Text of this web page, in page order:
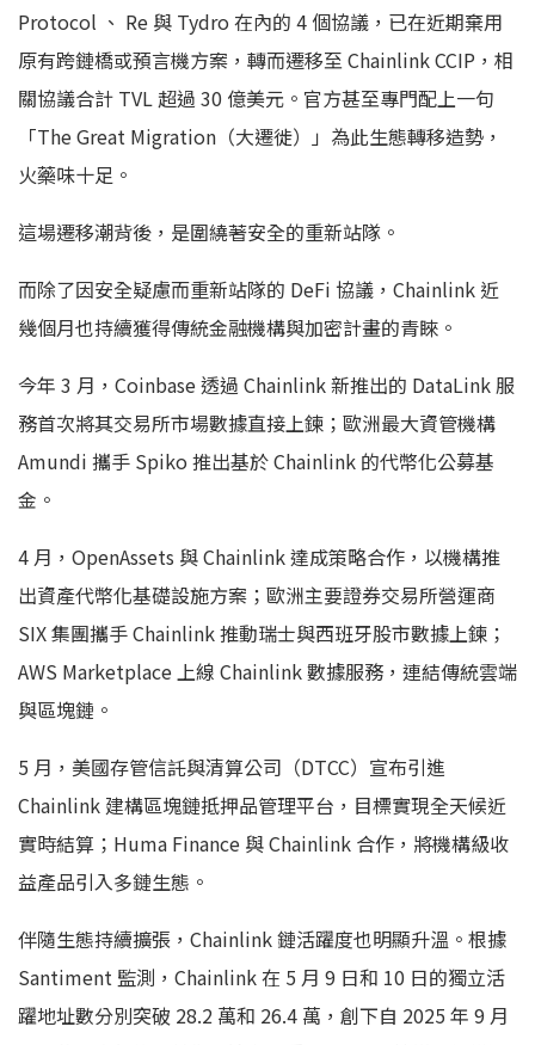
Protocol 、 Re 與 Tydro 在內的 4 個協議，已在近期棄用
原有跨鏈橋或預言機方案，轉而遷移至 Chainlink CCIP，相
關協議合計 TVL 超過 30 億美元。官方甚至專門配上一句
「The Great Migration（大遷徙）」為此生態轉移造勢，
火藥味十足。
這場遷移潮背後，是圍繞著安全的重新站隊。
而除了因安全疑慮而重新站隊的 DeFi 協議，Chainlink 近
幾個月也持續獲得傳統金融機構與加密計畫的青睞。
今年 3 月，Coinbase 透過 Chainlink 新推出的 DataLink 服
務首次將其交易所市場數據直接上鍊；歐洲最大資管機構
Amundi 攜手 Spiko 推出基於 Chainlink 的代幣化公募基
金。
4 月，OpenAssets 與 Chainlink 達成策略合作，以機構推
出資產代幣化基礎設施方案；歐洲主要證券交易所營運商
SIX 集團攜手 Chainlink 推動瑞士與西班牙股市數據上鍊；
AWS Marketplace 上線 Chainlink 數據服務，連結傳統雲端
與區塊鏈。
5 月，美國存管信託與清算公司（DTCC）宣布引進
Chainlink 建構區塊鏈抵押品管理平台，目標實現全天候近
實時結算；Huma Finance 與 Chainlink 合作，將機構級收
益產品引入多鏈生態。
伴隨生態持續擴張，Chainlink 鏈活躍度也明顯升溫。根據
Santiment 監測，Chainlink 在 5 月 9 日和 10 日的獨立活
躍地址數分別突破 28.2 萬和 26.4 萬，創下自 2025 年 9 月